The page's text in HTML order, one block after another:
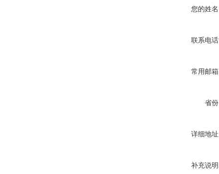
您的姓
联系电
常用邮
省
详细地
补充说